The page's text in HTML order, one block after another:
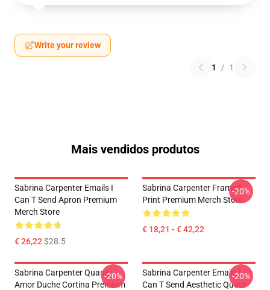
Write your review
1 / 1
Mais vendidos produtos
Sabrina Carpenter Emails I
Can T Send Apron Premium
Merch Store
€ 26,22$28.5
Sabrina Carpenter Framed
Print Premium Merch Store
€ 18,21 - € 42,22
-20%
Sabrina Carpenter Quase
Amor Duche Cortina Premium
-20%
Sabrina Carpenter Emails I
Can T Send Aesthetic Quote
-20%